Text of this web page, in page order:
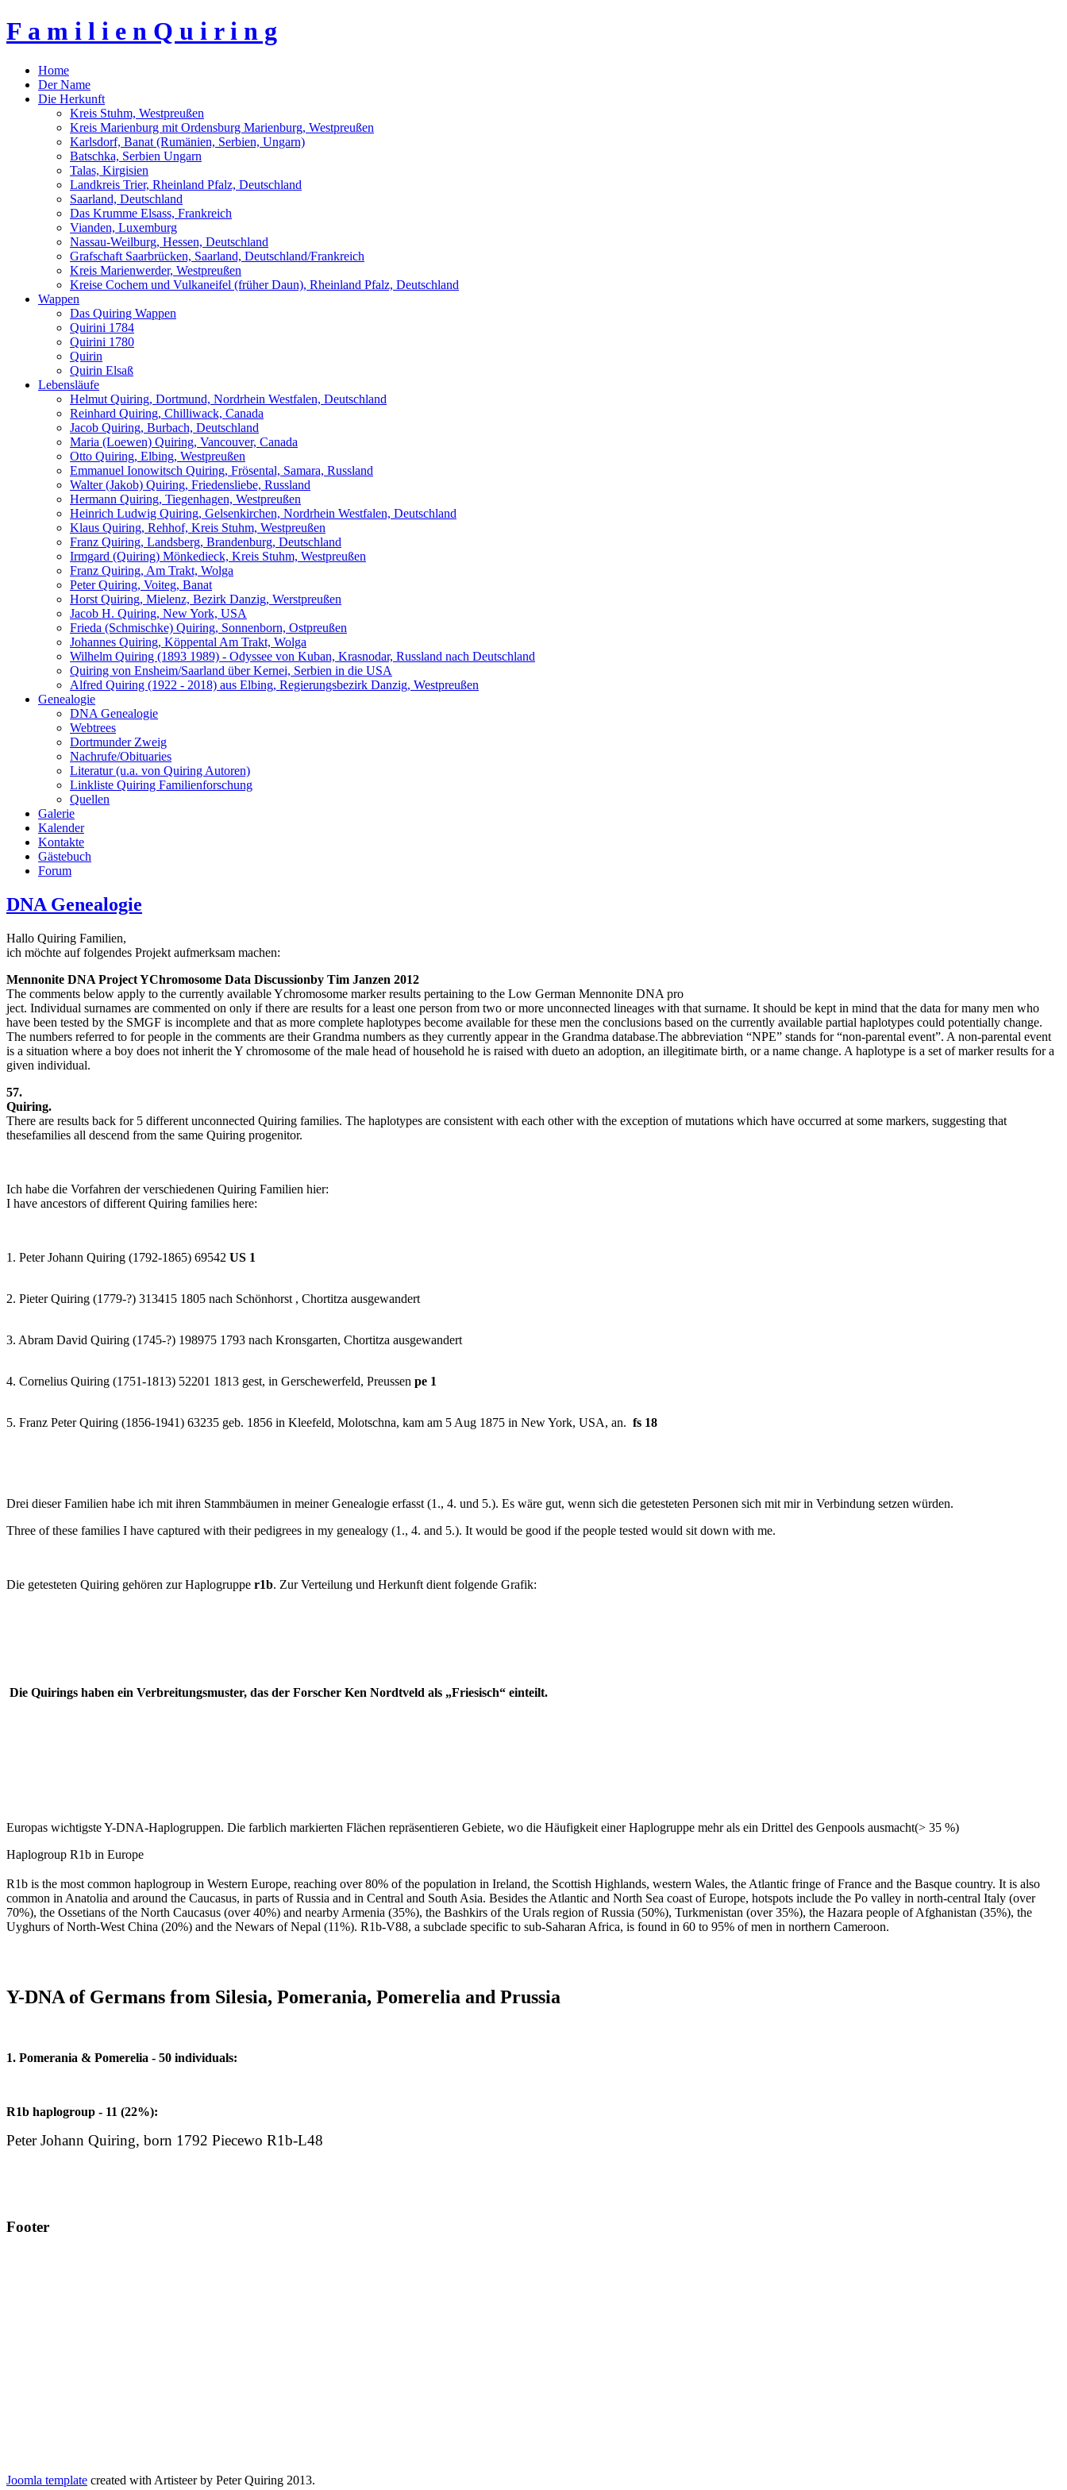
F a m i l i e n Q u i r i n g
Home
Der Name
Die Herkunft
Kreis Stuhm, Westpreußen
Kreis Marienburg mit Ordensburg Marienburg, Westpreußen
Karlsdorf, Banat (Rumänien, Serbien, Ungarn)
Batschka, Serbien Ungarn
Talas, Kirgisien
Landkreis Trier, Rheinland Pfalz, Deutschland
Saarland, Deutschland
Das Krumme Elsass, Frankreich
Vianden, Luxemburg
Nassau-Weilburg, Hessen, Deutschland
Grafschaft Saarbrücken, Saarland, Deutschland/Frankreich
Kreis Marienwerder, Westpreußen
Kreise Cochem und Vulkaneifel (früher Daun), Rheinland Pfalz, Deutschland
Wappen
Das Quiring Wappen
Quirini 1784
Quirini 1780
Quirin
Quirin Elsaß
Lebensläufe
Helmut Quiring, Dortmund, Nordrhein Westfalen, Deutschland
Reinhard Quiring, Chilliwack, Canada
Jacob Quiring, Burbach, Deutschland
Maria (Loewen) Quiring, Vancouver, Canada
Otto Quiring, Elbing, Westpreußen
Emmanuel Ionowitsch Quiring, Frösental, Samara, Russland
Walter (Jakob) Quiring, Friedensliebe, Russland
Hermann Quiring, Tiegenhagen, Westpreußen
Heinrich Ludwig Quiring, Gelsenkirchen, Nordrhein Westfalen, Deutschland
Klaus Quiring, Rehhof, Kreis Stuhm, Westpreußen
Franz Quiring, Landsberg, Brandenburg, Deutschland
Irmgard (Quiring) Mönkedieck, Kreis Stuhm, Westpreußen
Franz Quiring, Am Trakt, Wolga
Peter Quiring, Voiteg, Banat
Horst Quiring, Mielenz, Bezirk Danzig, Werstpreußen
Jacob H. Quiring, New York, USA
Frieda (Schmischke) Quiring, Sonnenborn, Ostpreußen
Johannes Quiring, Köppental Am Trakt, Wolga
Wilhelm Quiring (1893 1989) - Odyssee von Kuban, Krasnodar, Russland nach Deutschland
Quiring von Ensheim/Saarland über Kernei, Serbien in die USA
Alfred Quiring (1922 - 2018) aus Elbing, Regierungsbezirk Danzig, Westpreußen
Genealogie
DNA Genealogie
Webtrees
Dortmunder Zweig
Nachrufe/Obituaries
Literatur (u.a. von Quiring Autoren)
Linkliste Quiring Familienforschung
Quellen
Galerie
Kalender
Kontakte
Gästebuch
Forum
DNA Genealogie
Hallo Quiring Familien,
ich möchte auf folgendes Projekt aufmerksam machen:
Mennonite DNA Project YChromosome Data Discussionby Tim Janzen 2012
The comments below apply to the currently available Ychromosome marker results pertaining to the Low German Mennonite DNA pro
ject. Individual surnames are commented on only if there are results for a least one person from two or more unconnected lineages with that surname. It should be kept in mind that the data for many men who
have been tested by the SMGF is incomplete and that as more complete haplotypes become available for these men the conclusions based on the currently available partial haplotypes could potentially change.
The numbers referred to for people in the comments are their Grandma numbers as they currently appear in the Grandma database.The abbreviation “NPE” stands for “non-parental event”. A non-parental event
is a situation where a boy does not inherit the Y chromosome of the male head of household he is raised with dueto an adoption, an illegitimate birth, or a name change. A haplotype is a set of marker results for a
given individual.
57.
Quiring.
There are results back for 5 different unconnected Quiring families. The haplotypes are consistent with each other with the exception of mutations which have occurred at some markers, suggesting that
thesefamilies all descend from the same Quiring progenitor.
Ich habe die Vorfahren der verschiedenen Quiring Familien hier:
I have ancestors of different Quiring families here:
1. Peter Johann Quiring (1792-1865) 69542 US 1
2. Pieter Quiring (1779-?) 313415 1805 nach Schönhorst , Chortitza ausgewandert
3. Abram David Quiring (1745-?) 198975 1793 nach Kronsgarten, Chortitza ausgewandert
4. Cornelius Quiring (1751-1813) 52201 1813 gest, in Gerschewerfeld, Preussen pe 1
5. Franz Peter Quiring (1856-1941) 63235 geb. 1856 in Kleefeld, Molotschna, kam am 5 Aug 1875 in New York, USA, an. fs 18
Drei dieser Familien habe ich mit ihren Stammbäumen in meiner Genealogie erfasst (1., 4. und 5.). Es wäre gut, wenn sich die getesteten Personen sich mit mir in Verbindung setzen würden.
Three of these families I have captured with their pedigrees in my genealogy (1., 4. and 5.). It would be good if the people tested would sit down with me.
Die getesteten Quiring gehören zur Haplogruppe r1b. Zur Verteilung und Herkunft dient folgende Grafik:
Die Quirings haben ein Verbreitungsmuster, das der Forscher Ken Nordtveld als „Friesisch“ einteilt.
Europas wichtigste Y-DNA-Haplogruppen. Die farblich markierten Flächen repräsentieren Gebiete, wo die Häufigkeit einer Haplogruppe mehr als ein Drittel des Genpools ausmacht(> 35 %)
Haplogroup R1b in Europe
R1b is the most common haplogroup in Western Europe, reaching over 80% of the population in Ireland, the Scottish Highlands, western Wales, the Atlantic fringe of France and the Basque country. It is also
common in Anatolia and around the Caucasus, in parts of Russia and in Central and South Asia. Besides the Atlantic and North Sea coast of Europe, hotspots include the Po valley in north-central Italy (over
70%), the Ossetians of the North Caucasus (over 40%) and nearby Armenia (35%), the Bashkirs of the Urals region of Russia (50%), Turkmenistan (over 35%), the Hazara people of Afghanistan (35%), the
Uyghurs of North-West China (20%) and the Newars of Nepal (11%). R1b-V88, a subclade specific to sub-Saharan Africa, is found in 60 to 95% of men in northern Cameroon.
Y-DNA of Germans from Silesia, Pomerania, Pomerelia and Prussia
1. Pomerania & Pomerelia - 50 individuals:
R1b haplogroup - 11 (22%):
Peter Johann Quiring, born 1792 Piecewo R1b-L48
Footer
Joomla template created with Artisteer by Peter Quiring 2013.